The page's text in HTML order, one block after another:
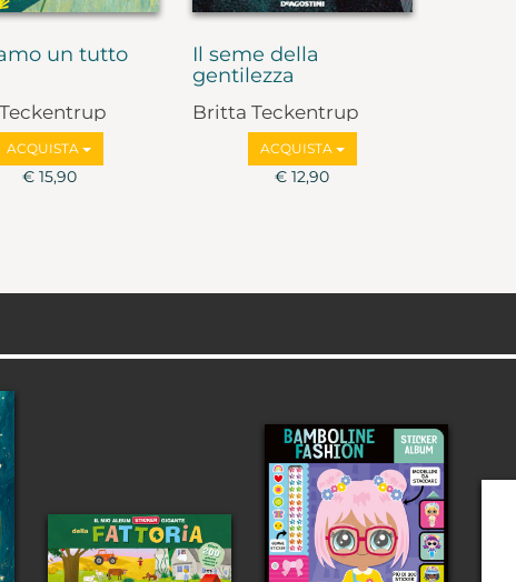
un tutto
ACQUISTA
€ 15,90
Il seme della
gentilezza
Britta Teckentrup
ACQUISTA
€ 12,90